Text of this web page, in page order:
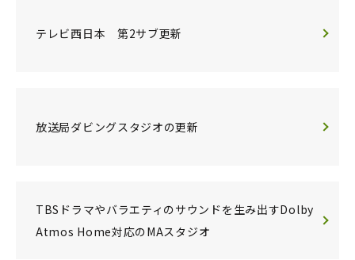
テレビ西日本 第2サブ更新
放送局ダビングスタジオの更新
TBSドラマやバラエティのサウンドを生み出すDolby
Atmos Home対応のMAスタジオ